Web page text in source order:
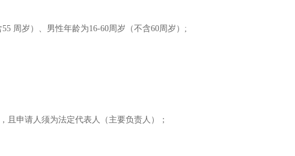
周岁）、男性年龄为16-60周岁（不含60周岁）;
且申请人须为法定代表人（主要负责人）；